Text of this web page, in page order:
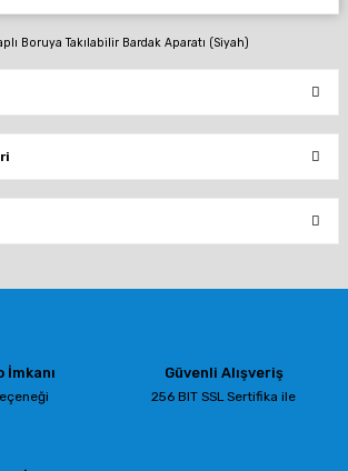
Boruya Takılabilir Bardak Aparatı (Siyah)
ürüne ilk yorumu siz yapın!
Yorum Yaz
bozuk veya görüntülenemiyor.
Güvenli Alışveriş
256 BIT SSL Sertifika ile